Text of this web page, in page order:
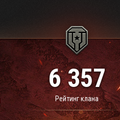
6 357
Рейтинг клана